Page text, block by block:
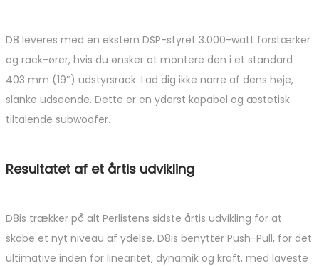
D8 leveres med en ekstern DSP-styret 3.000-watt forstærker
og rack-ører, hvis du ønsker at montere den i et standard
403 mm (19″) udstyrsrack. Lad dig ikke narre af dens høje,
slanke udseende. Dette er en yderst kapabel og æstetisk
tiltalende subwoofer.
Resultatet af et årtis udvikling
D8is trækker på alt Perlistens sidste årtis udvikling for at
skabe et nyt niveau af ydelse. D8is benytter Push-Pull, for det
ultimative inden for linearitet, dynamik og kraft, med laveste